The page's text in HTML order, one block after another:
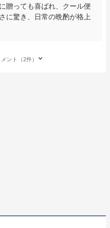
贈っても喜ばれ、クール便
に驚き、日常の晩酌が格上
ント（2件）